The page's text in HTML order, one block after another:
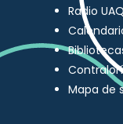
Radio UAQ
Mapa de